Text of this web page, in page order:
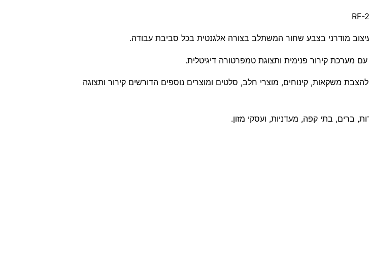
מערכת קירור פנימית ותצוגת טמפרטורה דיגיטלית.
משקאות, קינוחים, מוצרי חלב, סלטים ומוצרים נוספים הדורשים קירור ותצוגה